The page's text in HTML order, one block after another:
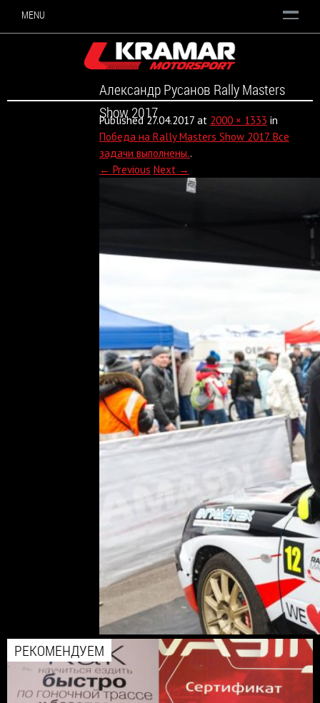
MENU
Александр Русанов Rally Masters
Show 2017
Published 27.04.2017at 2000 × 1333 in
Победа на Rally Masters Show 2017. Все
задачи выполнены..
← Previous Next →
РЕКОМЕНДУЕМ